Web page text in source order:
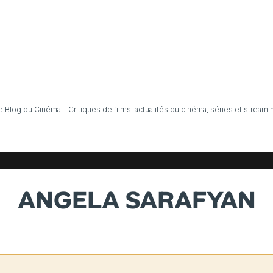
Blog du Cinéma – Critiques de films, actualités du cinéma, séries et
ANGELA SARAFYAN